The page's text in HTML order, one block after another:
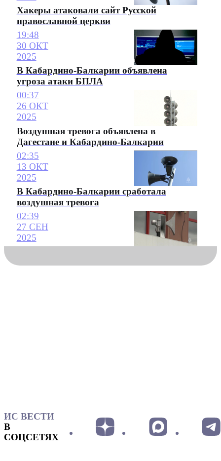
Хакеры атаковали сайт Русской
православной церкви
19:48
30 ОКТ
2025
В Кабардино-Балкарии объявлена
угроза атаки БПЛА
00:37
26 ОКТ
2025
Воздушная тревога объявлена в
Дагестане и Кабардино-Балкарии
02:35
13 ОКТ
2025
В Кабардино-Балкарии сработала
воздушная тревога
02:39
27 СЕН
2025
ИС ВЕСТИ
В
СОЦСЕТЯХ